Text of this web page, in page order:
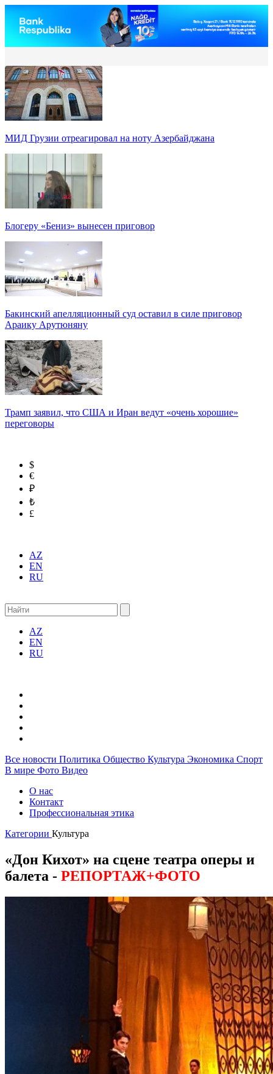
МИД Грузии отреагировал на ноту Азербайджана
Блогеру «Бениз» вынесен приговор
Бакинский апелляционный суд оставил в силе приговор
Араику Арутюняну
Трамп заявил, что США и Иран ведут «очень хорошие»
переговоры
$
€
₽
₺
£
AZ
EN
RU
AZ
EN
RU
Все новости Политика Общество Культура Экономика Спорт
В мире Фото Видео
О нас
Контакт
Профессиональная этика
Категории Культура
«Дон Кихот» на сцене театра оперы и
балета - РЕПОРТАЖ+ФОТО